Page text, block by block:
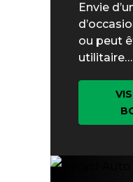
Envie
ou peut
utilitaire…